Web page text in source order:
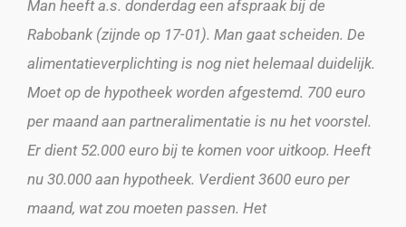
Man heeft a.s. donderdag een afspraak bij de
Rabobank (zijnde op 17-01). Man gaat scheiden. De
alimentatieverplichting is nog niet helemaal duidelijk.
Moet op de hypotheek worden afgestemd. 700 euro
per maand aan partneralimentatie is nu het voorstel.
Er dient 52.000 euro bij te komen voor uitkoop. Heeft
nu 30.000 aan hypotheek. Verdient 3600 euro per
maand, wat zou moeten passen. Het